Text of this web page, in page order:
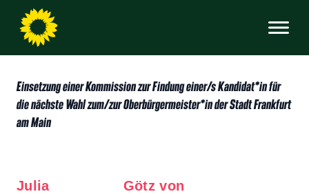
Einsetzung einer Kommission zur Findung einer/s Kandidat*in für
die nächste Wahl zum/zur Oberbürgermeister*in der Stadt Frankfurt
am Main
Julia
Götz von